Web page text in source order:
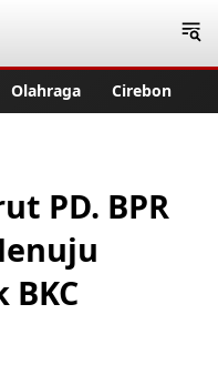
Olahraga Cirebon
PD. BPR
BKC